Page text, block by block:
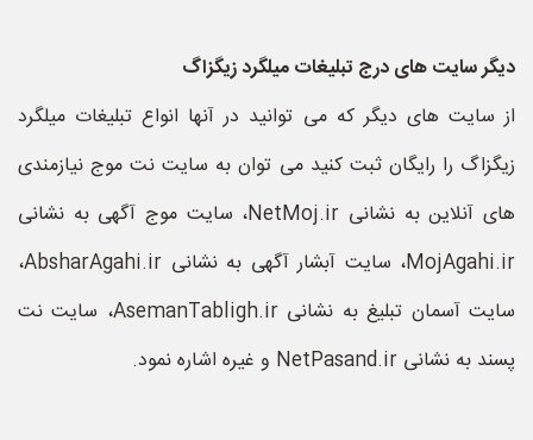
دیگر سایت های درج تبلیغات میلگرد زیگزاگ
از سایت های دیگر که می توانید در آنها انواع تبلیغات میلگرد
زیگزاگ را رایگان ثبت کنید می توان به سایت نت موج نیازمندی
های آنلاین به نشانی NetMoj.ir، سایت موج آگهی به نشانی
MojAgahi.ir، سایت آبشار آگهی به نشانی AbsharAgahi.ir،
سایت آسمان تبلیغ به نشانی AsemanTabligh.ir، سایت نت
پسند به نشانی NetPasand.ir و غیره اشاره نمود.